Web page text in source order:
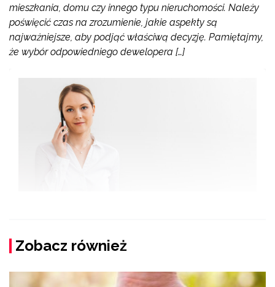
mieszkania, domu czy innego typu nieruchomości. Należy
poświęcić czas na zrozumienie, jakie aspekty są
najważniejsze, aby podjąć właściwą decyzję. Pamiętajmy,
że wybór odpowiedniego dewelopera […]
Zobacz również